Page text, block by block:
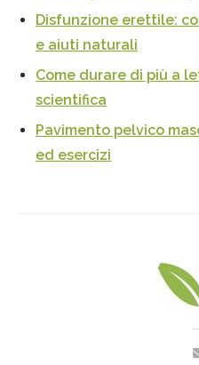
Disfunzione erettile:
e aiuti naturali
Come durare di più a
scientifica
Pavimento pelvico
ed esercizi